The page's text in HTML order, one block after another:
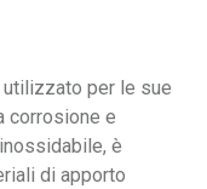
utilizzato per le sue
corrosione e
è
di apporto